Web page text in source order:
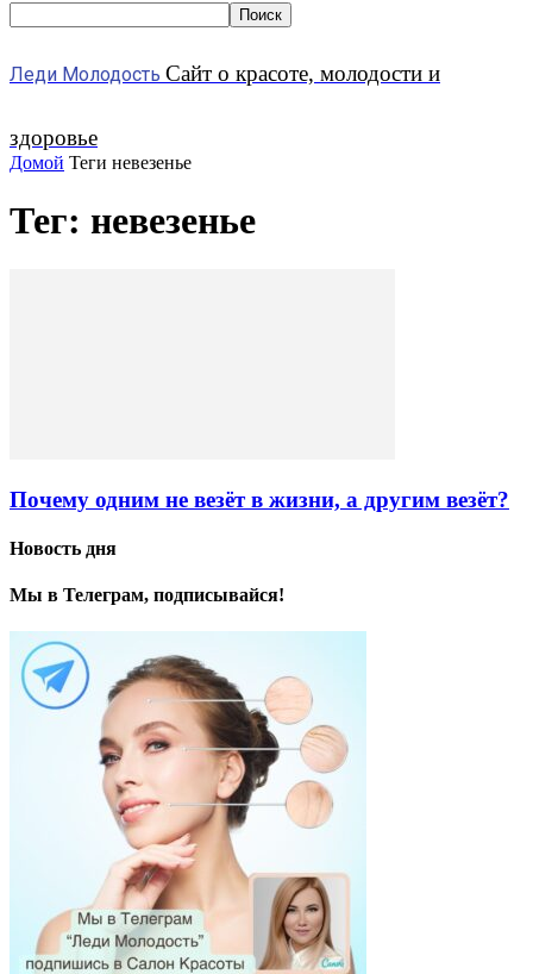
Леди Молодость Сайт о красоте, молодости и
здоровье
Домой Теги невезенье
Тег: невезенье
Почему одним не везёт в жизни, а другим везёт?
Новость дня
Мы в Телеграм, подписывайся!